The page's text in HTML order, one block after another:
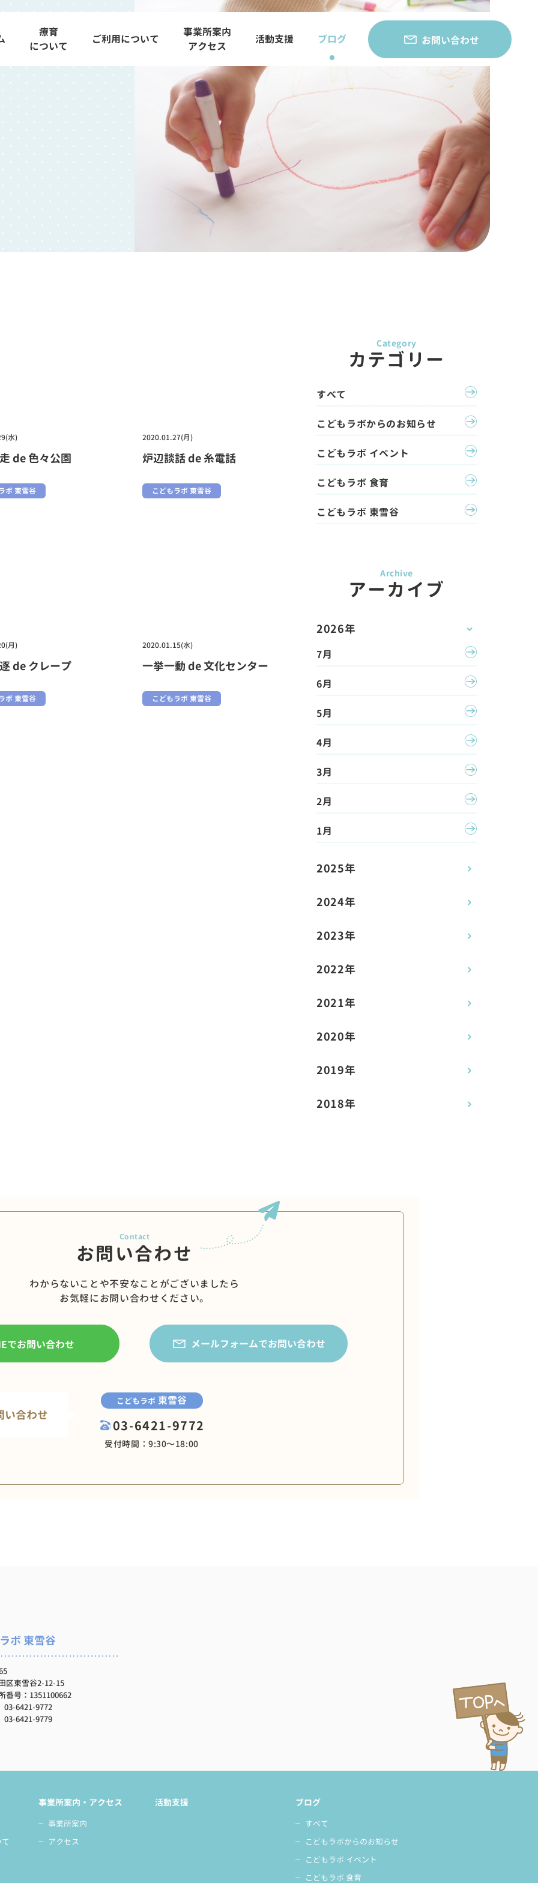
療育
について
ご利用について
事業所案内
アクセス
活動支援 ブログ お問い合わせ
水)
de 色々公園
ボ 東雪谷
2020.01.27(月)
炉辺談話 de 糸電話
こどもラボ 東雪谷
月)
de クレープ
ボ 東雪谷
2020.01.15(水)
一挙一動 de 文化センター
こどもラボ 東雪谷
カテゴリー
すべて
こどもラボからのお知らせ
こどもラボ イベント
こどもラボ 食育
こどもラボ 東雪谷
アーカイブ
2026年
7月
6月
5月
4月
3月
2月
1月
2025年
2024年
2023年
2022年
2021年
2020年
2019年
2018年
お問い合わせ
わからないことや不安なことがございましたら
お気軽にお問い合わせください。
でお問い合わせ メールフォームでお問い合わせ
い合わせ
こどもラボ 東雪谷
03-6421-9772
受付時間：9:30〜18:00
ボ 東雪谷
区東雪谷2-12-15
番号：1351100662
03-6421-9772
03-6421-9779
事業所案内・アクセス
事業所案内
アクセス
活動支援 ブログ
すべて
こどもラボからのお知らせ
こどもラボ イベント
こどもラボ 食育